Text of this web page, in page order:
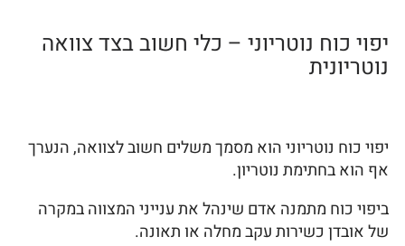
יפוי כוח נוטריוני – כלי חשוב בצד צוואה
נוטריונית
יפוי כוח נוטריוני הוא מסמך משלים חשוב לצוואה, הנערך
אף הוא בחתימת נוטריון.
ביפוי כוח מתמנה אדם שינהל את ענייני המצווה במקרה
של אובדן כשירות עקב מחלה או תאונה.